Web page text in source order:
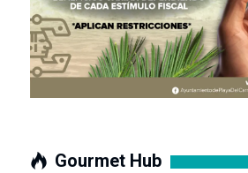
Gourmet Hub